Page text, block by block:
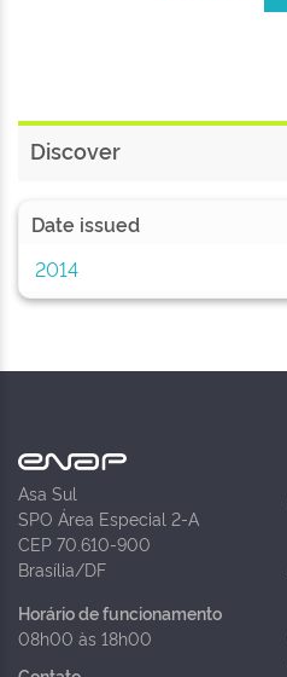
Discover
Date issued
2014
Asa Sul
SPO Área Especial 2-A
CEP 70.610-900
Brasília/DF
Horário de funcionamento
08h00 às 18h00